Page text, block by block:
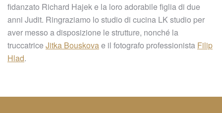
fidanzato Richard Hajek e la loro adorabile figlia di due
anni Judit. Ringraziamo lo studio di cucina LK studio per
aver messo a disposizione le strutture, nonché la
truccatrice Jitka Bouskovae il fotografo professionista Filip
Hlad.